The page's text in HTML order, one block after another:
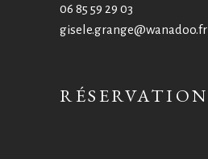
06 85 59 29 03
gisele.grange@wanadoo.fr
RÉSERVATION